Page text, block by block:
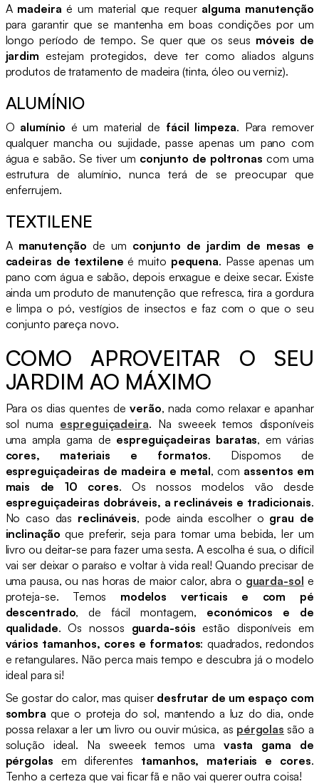
A madeira é um material que requer alguma manutenção
para garantir que se mantenha em boas condições por um
longo período de tempo. Se quer que os seus móveis de
jardim estejam protegidos, deve ter como aliados alguns
produtos de tratamento de madeira (tinta, óleo ou verniz).
ALUMÍNIO
O alumínio é um material de fácil limpeza. Para remover
qualquer mancha ou sujidade, passe apenas um pano com
água e sabão. Se tiver um conjunto de poltronas com uma
estrutura de alumínio, nunca terá de se preocupar que
enferrujem.
TEXTILENE
A manutenção de um conjunto de jardim de mesas e
cadeiras de textilene é muito pequena. Passe apenas um
pano com água e sabão, depois enxague e deixe secar. Existe
ainda um produto de manutenção que refresca, tira a gordura
e limpa o pó, vestígios de insectos e faz com o que o seu
conjunto pareça novo.
COMO APROVEITAR O SEU
JARDIM AO MÁXIMO
Para os dias quentes de verão, nada como relaxar e apanhar
sol numa espreguiçadeira. Na sweeek temos disponíveis
uma ampla gama de espreguiçadeiras baratas, em várias
cores, materiais e formatos. Dispomos de
espreguiçadeiras de madeira e metal, com assentos em
mais de 10 cores. Os nossos modelos vão desde
espreguiçadeiras dobráveis, a reclináveis e tradicionais.
No caso das reclináveis, pode ainda escolher o grau de
inclinação que preferir, seja para tomar uma bebida, ler um
livro ou deitar-se para fazer uma sesta. A escolha é sua, o difícil
vai ser deixar o paraíso e voltar à vida real! Quando precisar de
uma pausa, ou nas horas de maior calor, abra o guarda-sol e
proteja-se. Temos modelos verticais e com pé
descentrado, de fácil montagem, económicos e de
qualidade. Os nossos guarda-sóis estão disponíveis em
vários tamanhos, cores e formatos: quadrados, redondos
e retangulares. Não perca mais tempo e descubra já o modelo
ideal para si!
Se gostar do calor, mas quiser desfrutar de um espaço com
sombra que o proteja do sol, mantendo a luz do dia, onde
possa relaxar a ler um livro ou ouvir música, as pérgolas são a
solução ideal. Na sweeek temos uma vasta gama de
pérgolas em diferentes tamanhos, materiais e cores.
Tenho a certeza que vai ficar fã e não vai querer outra coisa!